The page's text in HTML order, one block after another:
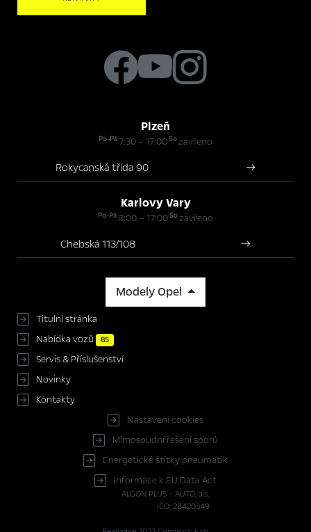
Plzeň
Po-Pá7:30 – 17:00Sozavřeno
Rokycanská třída 90
Karlovy Vary
Po-Pá8:00 – 17:00Sozavřeno
Chebská 113/108
Modely Opel
Titulní stránka
Nabídka vozů
85
Servis & Příslušenství
Novinky
Kontakty
Nastavení cookies
Mimosoudní řešení sporů
Energetické štítky pneumatik
Informace k EU Data Act
ALGON PLUS - AUTO, a.s.
IČO: 28420349